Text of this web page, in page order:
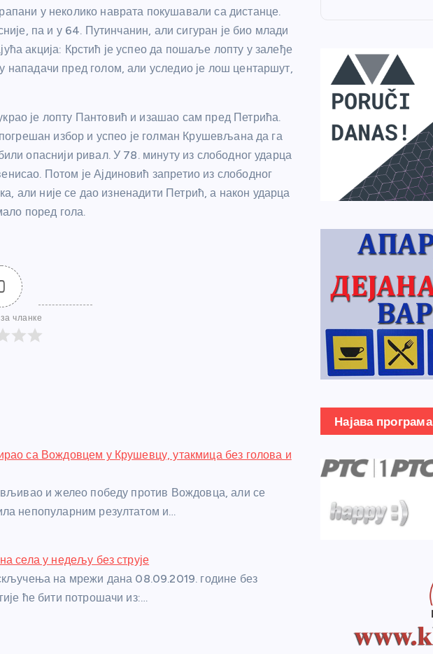
у неколико наврата покушавали са дистанце.
па и у 64. Путинчанин, али сигуран је био млади
акција: Крстић је успео да пошаље лопту у залеђе
нападачи пред голом, али уследио је лош центаршут,
је лопту Пантовић и изашао сам пред Петрића.
избор и успео је голман Крушевљана да га
опаснији ривал. У 78. минуту из слободног ударца
Потом је Ајдиновић запретио из слободног
али није се дао изненадити Петрић, а након ударца
поред гола.
чланке
са Вождовцем у Крушевцу, утакмица без голова и
и желео победу против Вождовца, али се
непопуларним резултатом и…
села у недељу без струје
на мрежи дана 08.09.2019. године без
ће бити потрошачи из:…
Најава програма